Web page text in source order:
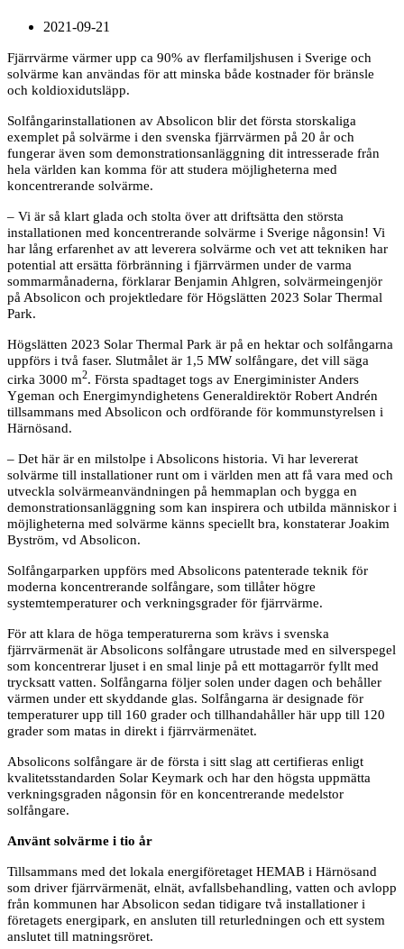
2021-09-21
Fjärrvärme värmer upp ca 90% av flerfamiljshusen i Sverige och
solvärme kan användas för att minska både kostnader för bränsle
och koldioxidutsläpp.
Solfångarinstallationen av Absolicon blir det första storskaliga
exemplet på solvärme i den svenska fjärrvärmen på 20 år och
fungerar även som demonstrationsanläggning dit intresserade från
hela världen kan komma för att studera möjligheterna med
koncentrerande solvärme.
– Vi är så klart glada och stolta över att driftsätta den största
installationen med koncentrerande solvärme i Sverige någonsin! Vi
har lång erfarenhet av att leverera solvärme och vet att tekniken har
potential att ersätta förbränning i fjärrvärmen under de varma
sommarmånaderna, förklarar Benjamin Ahlgren, solvärmeingenjör
på Absolicon och projektledare för Högslätten 2023 Solar Thermal
Park.
Högslätten 2023 Solar Thermal Park är på en hektar och solfångarna
uppförs i två faser. Slutmålet är 1,5 MW solfångare, det vill säga
cirka 3000 m2. Första spadtaget togs av Energiminister Anders
Ygeman och Energimyndighetens Generaldirektör Robert Andrén
tillsammans med Absolicon och ordförande för kommunstyrelsen i
Härnösand.
– Det här är en milstolpe i Absolicons historia. Vi har levererat
solvärme till installationer runt om i världen men att få vara med och
utveckla solvärmeanvändningen på hemmaplan och bygga en
demonstrationsanläggning som kan inspirera och utbilda människor i
möjligheterna med solvärme känns speciellt bra, konstaterar Joakim
Byström, vd Absolicon.
Solfångarparken uppförs med Absolicons patenterade teknik för
moderna koncentrerande solfångare, som tillåter högre
systemtemperaturer och verkningsgrader för fjärrvärme.
För att klara de höga temperaturerna som krävs i svenska
fjärrvärmenät är Absolicons solfångare utrustade med en silverspegel
som koncentrerar ljuset i en smal linje på ett mottagarrör fyllt med
trycksatt vatten. Solfångarna följer solen under dagen och behåller
värmen under ett skyddande glas. Solfångarna är designade för
temperaturer upp till 160 grader och tillhandahåller här upp till 120
grader som matas in direkt i fjärrvärmenätet.
Absolicons solfångare är de första i sitt slag att certifieras enligt
kvalitetsstandarden Solar Keymark och har den högsta uppmätta
verkningsgraden någonsin för en koncentrerande medelstor
solfångare.
Använt solvärme i tio år
Tillsammans med det lokala energiföretaget HEMAB i Härnösand
som driver fjärrvärmenät, elnät, avfallsbehandling, vatten och avlopp
från kommunen har Absolicon sedan tidigare två installationer i
företagets energipark, en ansluten till returledningen och ett system
anslutet till matningsröret.